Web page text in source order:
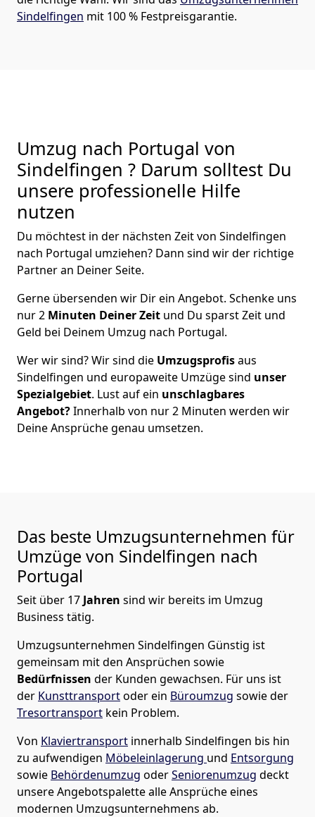
Sindelfingen mit 100 % Festpreisgarantie.
Umzug nach Portugal von
Sindelfingen ? Darum solltest Du
unsere professionelle Hilfe
nutzen
Du möchtest in der nächsten Zeit von Sindelfingen
nach Portugal umziehen? Dann sind wir der richtige
Partner an Deiner Seite.
Gerne übersenden wir Dir ein Angebot. Schenke uns
nur2 Minuten Deiner Zeit und Du sparst Zeit und
Geld bei Deinem Umzug nach Portugal.
Wer wir sind? Wir sind die Umzugsprofisaus
Sindelfingen und europaweite Umzüge sind unser
Spezialgebiet. Lust auf ein unschlagbares
Angebot?Innerhalb von nur2 Minuten werden wir
Deine Ansprüche genau umsetzen.
Das beste Umzugsunternehmen für
Umzüge von Sindelfingen nach
Portugal
Seit über 17 Jahren sind wir bereits im Umzug
Business tätig.
Umzugsunternehmen Sindelfingen Günstig ist
gemeinsam mit den Ansprüchen sowie
Bedürfnissen der Kunden gewachsen. Für uns ist
der Kunsttransportoder ein Büroumzug sowie der
Tresortransport kein Problem.
Von Klaviertransport innerhalb Sindelfingen bis hin
zu aufwendigen Möbeleinlagerung und Entsorgung
sowie Behördenumzug oderSeniorenumzug deckt
unsere Angebotspalette alle Ansprüche eines
modernen Umzugsunternehmens ab.